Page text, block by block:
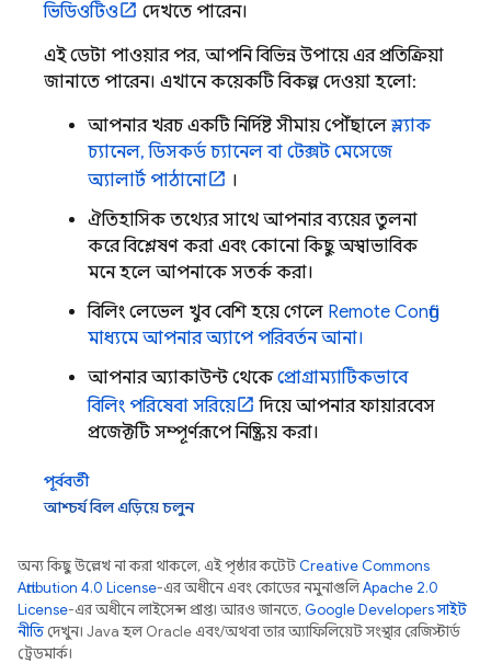
ভিডিওটিও
দেখতে পারেন।
এই ডেটা পাওয়ার পর, আপনি বিভিন্ন উপায়ে এর প্রতিক্রিয়া
জানাতে পারেন। এখানে কয়েকটি বিকল্প দেওয়া হলো:
আপনার খরচ একটি নির্দিষ্ট সীমায় পৌঁছালেস্ল্যাক
চ্যানেল, ডিসকর্ড চ্যানেল বা টেক্সট মেসেজে
অ্যালার্ট পাঠানো
।
ঐতিহাসিক তথ্যের সাথে আপনার ব্যয়ের তুলনা
করে বিশ্লেষণ করা এবং কোনো কিছু অস্বাভাবিক
মনে হলে আপনাকে সতর্ক করা।
বিলিং লেভেল খুব বেশি হয়ে গেলে Remote Config
মাধ্যমে আপনার অ্যাপে পরিবর্তন আনা।
আপনার অ্যাকাউন্ট থেকেপ্রোগ্রাম্যাটিকভাবে
বিলিং পরিষেবা সরিয়ে
দিয়ে আপনার ফায়ারবেস
প্রজেক্টটি সম্পূর্ণরূপে নিষ্ক্রিয় করা।
পূর্ববর্তী
আশ্চর্য বিল এড়িয়ে চলুন
অন্য কিছু উল্লেখ না করা থাকলে, এই পৃষ্ঠার কন্টেন্টCreative Commons
Attribution 4.0 License-এর অধীনে এবং কোডের নমুনাগুলিApache 2.0
License-এর অধীনে লাইসেন্স প্রাপ্ত। আরও জানতে,Google Developers সাইট
নীতি দেখুন। Java হল Oracle এবং/অথবা তার অ্যাফিলিয়েট সংস্থার রেজিস্টার্ড
ট্রেডমার্ক।